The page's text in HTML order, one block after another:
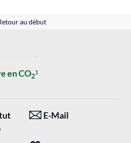
au début
en CO21
E-Mail